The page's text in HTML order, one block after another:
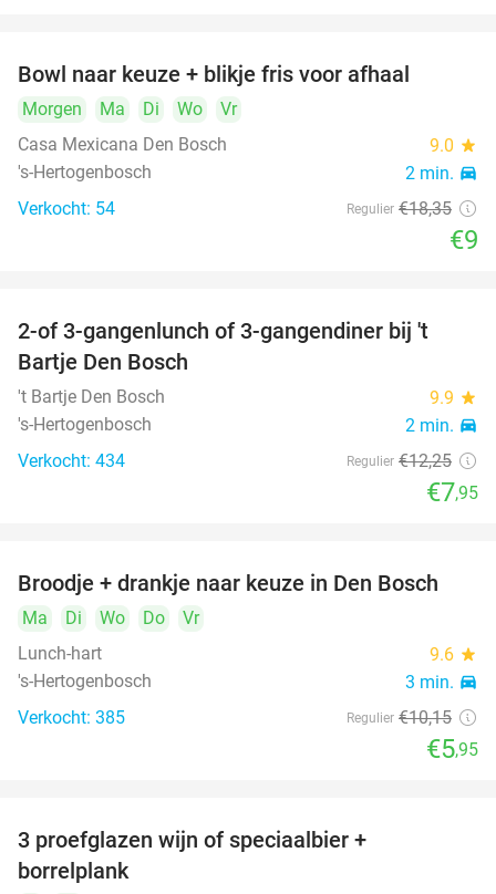
Bowl naar keuze + blikje fris voor afhaal
Morgen Ma Di Wo
Vr
Casa Mexicana Den Bosch
9.0 star
's-Hertogenbosch 2 min. directions_car
Verkocht: 54 Regulier €18,35
€9
35%
2-of 3-gangenlunch of 3-gangendiner bij 't
Bartje Den Bosch
't Bartje Den Bosch 9.9 star
's-Hertogenbosch 2 min. directions_car
Verkocht: 434 Regulier €12,25
€7,95
41%
Broodje + drankje naar keuze in Den Bosch
Ma Di Wo Do
Vr
Lunch-hart
9.6 star
's-Hertogenbosch 3 min. directions_car
Verkocht: 385 Regulier €10,15
€5,95
3 proefglazen wijn of speciaalbier +
borrelplank